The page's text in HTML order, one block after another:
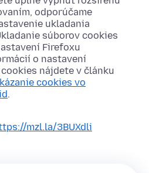
odporúčame
ukladania
súborov cookies
Firefoxu
o nastavení
nájdete v článku
cookies vo
.
mzl.la/3BUXdli